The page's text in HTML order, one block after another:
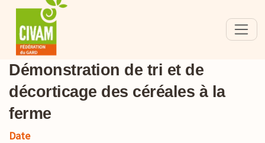
Démonstration de tri et de
décorticage des céréales à la
ferme
Date